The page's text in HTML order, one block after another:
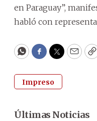
en Paraguay”,
habló con
WhatsApp
Facebook
Twitter
Impreso
Últimas Noticias